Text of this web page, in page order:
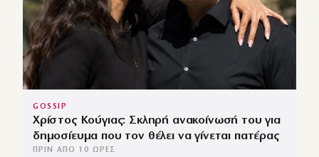
GOSSIP
Χρίστος Κούγιας: Σκληρή ανακοίνωσή του για
δημοσίευμα που τον θέλει να γίνεται πατέρας
ΠΡΙΝ ΑΠΌ 10 ΏΡΕΣ